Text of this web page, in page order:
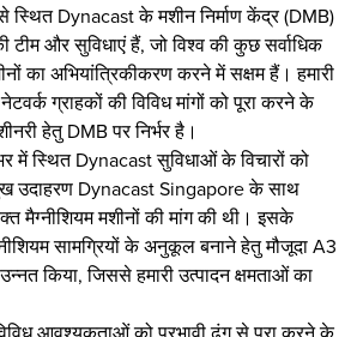
स्थित Dynacast के मशीन निर्माण केंद्र (DMB)
टीम और सुविधाएं हैं, जो विश्व की कुछ सर्वाधिक
का अभियांत्रिकीकरण करने में सक्षम हैं। हमारी
ग्राहकों की विविध मांगों को पूरा करने के
हेतु DMB पर निर्भर है।
में स्थित Dynacast सुविधाओं के विचारों को
उदाहरण Dynacast Singapore के साथ
मैग्नीशियम मशीनों की मांग की थी। इसके
सामग्रियों के अनुकूल बनाने हेतु मौजूदा A3
किया, जिससे हमारी उत्पादन क्षमताओं का